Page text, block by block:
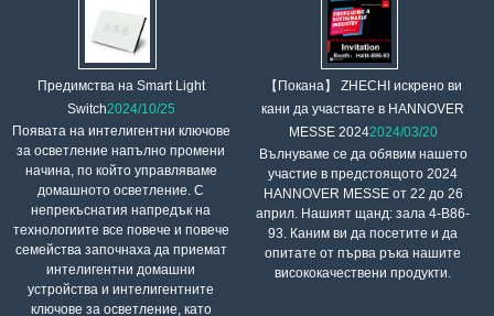
Предимства на Smart Light
Switch2024/10/25
Появата на интелигентни ключове
за осветление напълно промени
начина, по който управляваме
домашното осветление. С
непрекъснатия напредък на
технологиите все повече и повече
семейства започнаха да приемат
интелигентни домашни
устройства и интелигентните
ключове за осветление, като
【Покана】 ZHECHI искрено ви
кани да участвате в HANNOVER
MESSE 20242024/03/20
Вълнуваме се да обявим нашето
участие в предстоящото 2024
HANNOVER MESSE от 22 до 26
април. Нашият щанд: зала 4-B86-
93. Каним ви да посетите и да
опитате от първа ръка нашите
висококачествени продукти.